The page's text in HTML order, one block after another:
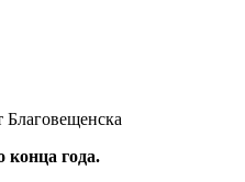
Благовещенска
конца года.